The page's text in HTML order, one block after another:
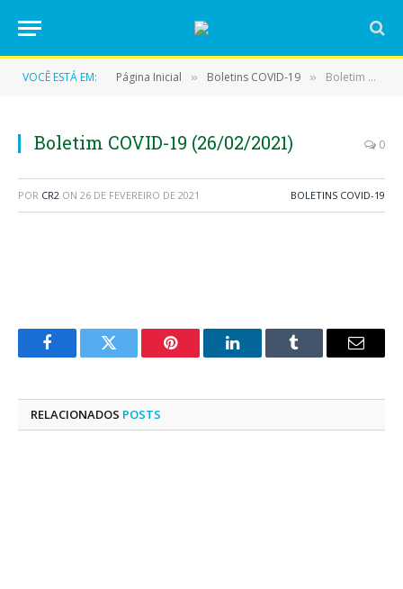
VOCÊ ESTÁ EM: Página Inicial » Boletins COVID-19 » Boletim COVID-19 (26/02/2021)
Boletim COVID-19 (26/02/2021) 0
POR CR2 ON 26 DE FEVEREIRO DE 2021 BOLETINS COVID-19
FacebookTwitter Pinterest LinkedInTumblr
E-
RELACIONADOS POSTS